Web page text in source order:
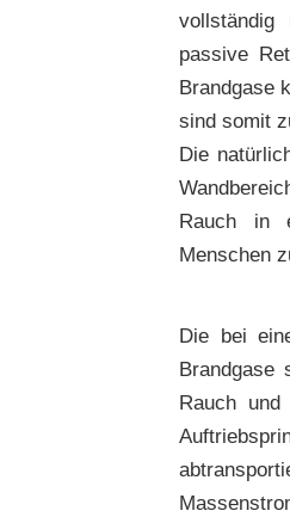
vollständig
passive
Brandgase
sind somit
Die
Rauch in
Menschen
Die bei
Brandgase
Rauch